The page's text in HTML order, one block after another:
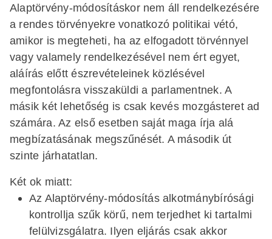
Alaptörvény-módosításkor nem áll rendelkezésére
a rendes törvényekre vonatkozó politikai vétó,
amikor is megteheti, ha az elfogadott törvénnyel
vagy valamely rendelkezésével nem ért egyet,
aláírás előtt észrevételeinek közlésével
megfontolásra visszaküldi a parlamentnek. A
másik két lehetőség is csak kevés mozgásteret ad
számára. Az első esetben saját maga írja alá
megbízatásának megszűnését. A második út
szinte járhatatlan.
Két ok miatt:
Az Alaptörvény-módosítás alkotmánybírósági
kontrollja szűk körű, nem terjedhet ki tartalmi
felülvizsgálatra. Ilyen eljárás csak akkor